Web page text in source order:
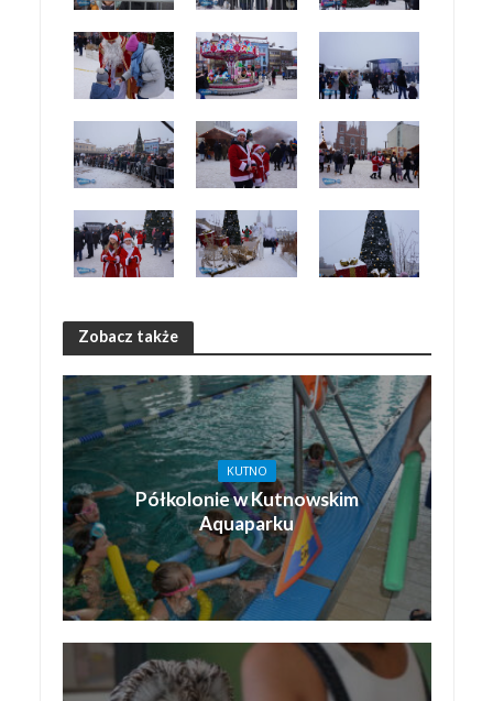
Zobacz także
KUTNO
Półkolonie w Kutnowskim
Aquaparku